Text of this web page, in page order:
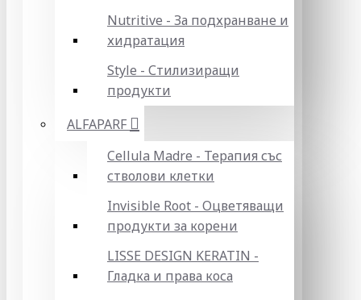
Nutritive - За подхранване и
хидратация
Style - Стилизиращи
продукти
ALFAPARF
Cellula Madre - Терапия със
стволови клетки
Invisible Root - Оцветяващи
продукти за корени
LISSE DESIGN KERATIN -
Гладка и права коса